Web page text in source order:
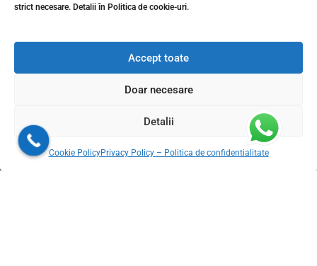
strict necesare. Detalii în Politica de cookie-uri.
Accept toate
Doar necesare
Detalii
Cookie PolicyPrivacy Policy – Politica de confidentialitate
Livram din stoc in 24-48h oriunde in Romania